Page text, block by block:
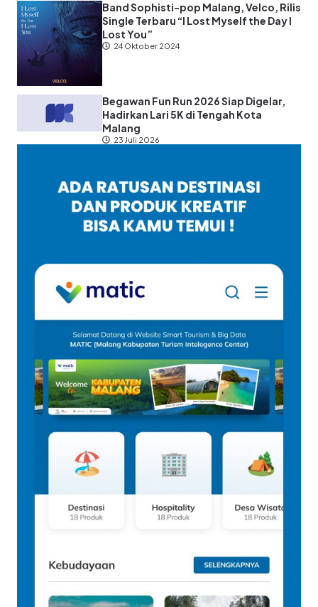
Band Sophisti-pop Malang, Velco, Rilis
Single Terbaru “I Lost Myself the Day I
Lost You”
24 Oktober 2024
Begawan Fun Run 2026 Siap Digelar,
Hadirkan Lari 5K di Tengah Kota
Malang
23 Juli 2026